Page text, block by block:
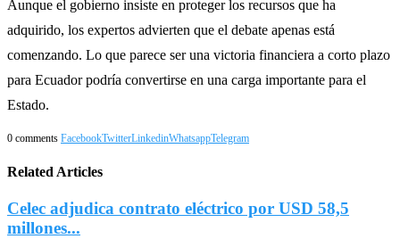
Aunque el gobierno insiste en proteger los recursos que ha
adquirido, los expertos advierten que el debate apenas está
comenzando. Lo que parece ser una victoria financiera a corto plazo
para Ecuador podría convertirse en una carga importante para el
Estado.
0 comments FacebookTwitterLinkedinWhatsappTelegram
Related Articles
Celec adjudica contrato eléctrico por USD 58,5
millones...